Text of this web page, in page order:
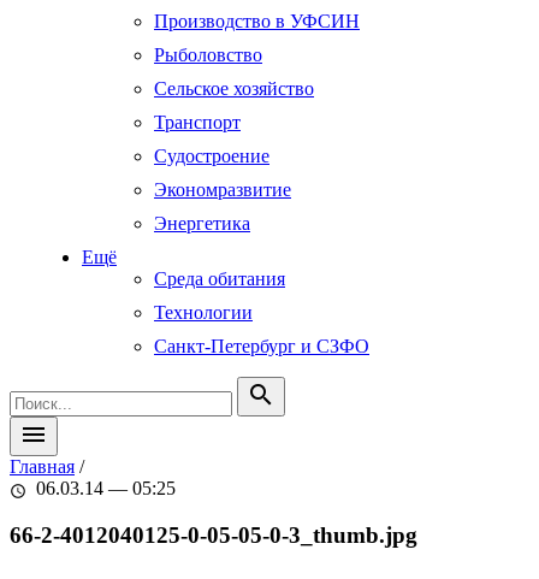
Производство в УФСИН
Рыболовство
Сельское хозяйство
Транспорт
Судостроение
Экономразвитие
Энергетика
Ещё
Среда обитания
Технологии
Санкт-Петербург и СЗФО
search
menu
Главная /
schedule 06.03.14 — 05:25
66-2-4012040125-0-05-05-0-3_thumb.jpg